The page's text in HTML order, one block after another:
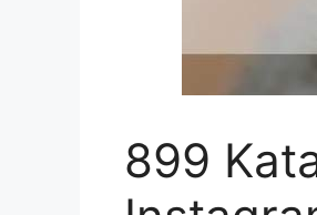
899